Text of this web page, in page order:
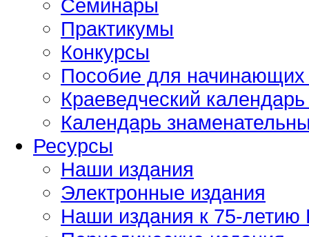
Семинары
Практикумы
Конкурсы
Пособие для начинающих
Краеведческий
Календарь
Ресурсы
Наши издания
Электронные издания
Наши издания к 75-